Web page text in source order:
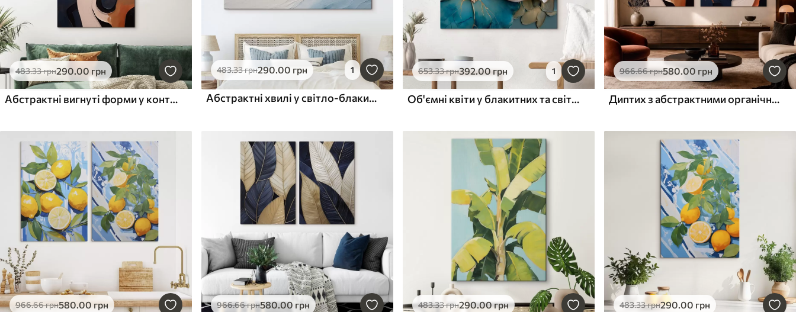
483.33грн290.00 грн
Абстрактні вигнуті форми у контрастних тонах
483.33грн290.00 грн 1
Абстрактні хвилі у світло-блакитних тонах
653.33грн392.00грн 1
Об'ємні квіти у блакитних та світлих відтінках
966.66грн580.00 грн
Диптих з абстрактними органічними формами
966.66грн580.00 грн 966.66грн580.00 грн 483.33грн290.00грн 483.33грн290.00 грн